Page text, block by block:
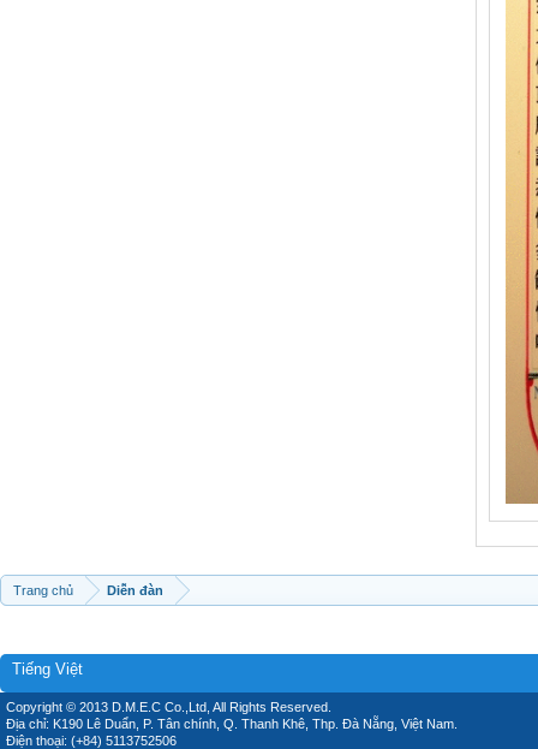
Trang chủ Diễn đàn
Tiếng Việt
Copyright © 2013 D.M.E.C Co.,Ltd, All Rights Reserved.
Địa chỉ: K190 Lê Duẩn, P. Tân chính, Q. Thanh Khê, Thp. Đà Nẵng, Việt Nam.
Điện thoại: (+84) 5113752506